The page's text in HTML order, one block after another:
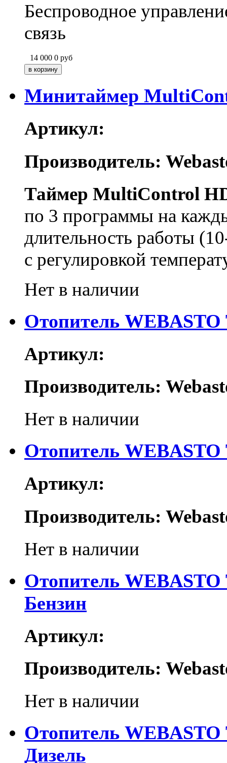
Беспроводное
связь
14 000 0 руб
Минитаймер
Артикул:
Производитель:
Таймер MultiControl
по 3 программы на
длительность работы
с регулировкой
Нет в наличии
Отопитель
Артикул:
Производитель:
Нет в наличии
Отопитель
Артикул:
Производитель:
Нет в наличии
Отопитель
Бензин
Артикул:
Производитель:
Нет в наличии
Отопитель
Дизель